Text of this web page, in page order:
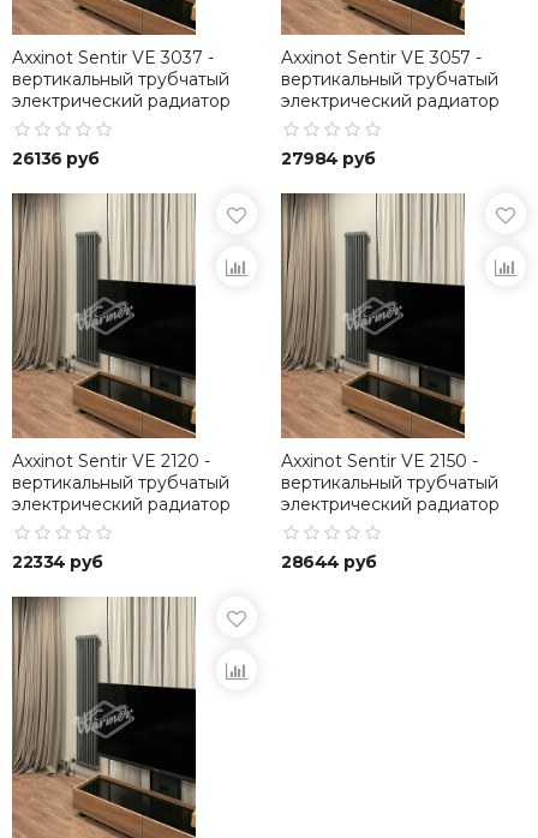
Axxinot Sentir VE 3037 -
вертикальный трубчатый
электрический радиатор
высотой 370 мм
26136 руб
Axxinot Sentir VE 3057 -
вертикальный трубчатый
электрический радиатор
высотой 570 мм
27984 руб
Axxinot Sentir VE 2120 -
вертикальный трубчатый
электрический радиатор
высотой 1200 мм
22334 руб
Axxinot Sentir VE 2150 -
вертикальный трубчатый
электрический радиатор
высотой 1500 мм
28644 руб